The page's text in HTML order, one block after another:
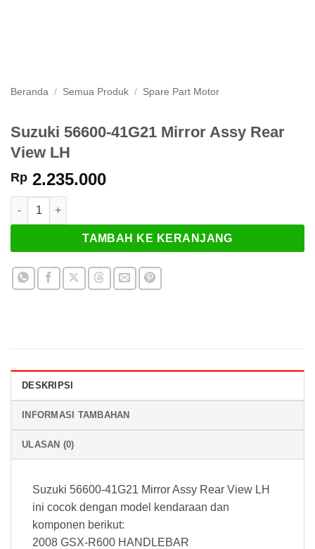
Beranda / Semua Produk / Spare Part Motor
Suzuki 56600-41G21 Mirror Assy Rear
View LH
Rp 2.235.000
Kuantitas Suzuki 56600-41G21 Mirror Assy Rear View LH
TAMBAH KE KERANJANG
DESKRIPSI
INFORMASI TAMBAHAN
ULASAN (0)
Suzuki 56600-41G21 Mirror Assy Rear View LH
ini cocok dengan model kendaraan dan
komponen berikut:
2008 GSX-R600 HANDLEBAR